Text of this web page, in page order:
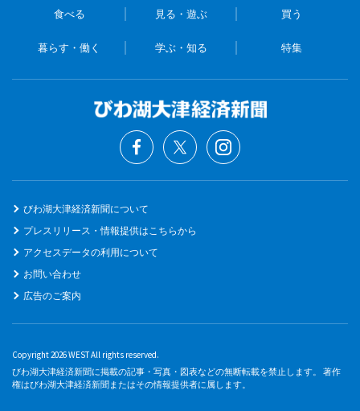
食べる 見る・遊ぶ 買う
暮らす・働く 学ぶ・知る 特集
びわ湖大津経済新聞について
プレスリリース・情報提供はこちらから
アクセスデータの利用について
お問い合わせ
広告のご案内
Copyright 2026 WEST All rights reserved.
びわ湖大津経済新聞に掲載の記事・写真・図表などの無断転載を禁止します。 著作
権はびわ湖大津経済新聞またはその情報提供者に属します。